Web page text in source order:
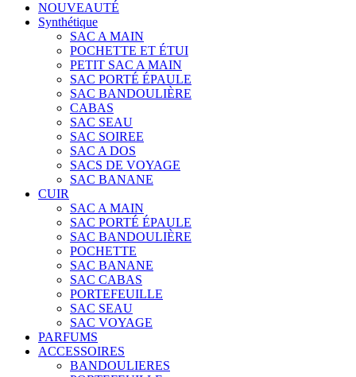
NOUVEAUTÉ
Synthétique
SAC A MAIN
POCHETTE ET ÉTUI
PETIT SAC A MAIN
SAC PORTÉ ÉPAULE
SAC BANDOULIÈRE
CABAS
SAC SEAU
SAC SOIREE
SAC A DOS
SACS DE VOYAGE
SAC BANANE
CUIR
SAC A MAIN
SAC PORTÉ ÉPAULE
SAC BANDOULIÈRE
POCHETTE
SAC BANANE
SAC CABAS
PORTEFEUILLE
SAC SEAU
SAC VOYAGE
PARFUMS
ACCESSOIRES
BANDOULIERES